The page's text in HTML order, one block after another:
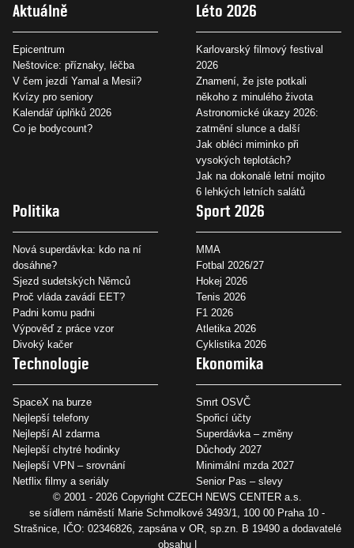
Aktuálně
Epicentrum
Neštovice: příznaky, léčba
V čem jezdí Yamal a Mesii?
Kvízy pro seniory
Kalendář úplňků 2026
Co je bodycount?
Léto 2026
Karlovarský filmový festival
2026
Znamení, že jste potkali
někoho z minulého života
Astronomické úkazy 2026:
zatmění slunce a další
Jak obléci miminko při
vysokých teplotách?
Jak na dokonalé letní mojito
6 lehkých letních salátů
Politika
Nová superdávka: kdo na ní
dosáhne?
Sjezd sudetských Němců
Proč vláda zavádí EET?
Padni komu padni
Výpověď z práce vzor
Divoký kačer
Sport 2026
MMA
Fotbal 2026/27
Hokej 2026
Tenis 2026
F1 2026
Atletika 2026
Cyklistika 2026
Technologie
SpaceX na burze
Nejlepší telefony
Nejlepší AI zdarma
Nejlepší chytré hodinky
Nejlepší VPN – srovnání
Netflix filmy a seriály
Ekonomika
Smrt OSVČ
Spořicí účty
Superdávka – změny
Důchody 2027
Minimální mzda 2027
Senior Pas – slevy
© 2001 - 2026 Copyright CZECH NEWS CENTER a.s.
se sídlem náměstí Marie Schmolkové 3493/1, 100 00 Praha 10 -
Strašnice, IČO: 02346826, zapsána v OR, sp.zn. B 19490 a dodavatelé
obsahu